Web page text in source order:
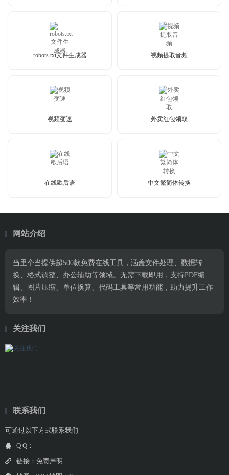
robots.txt文件生成器 视频提取音频
视频变速 外卖红包领取
在线歇后语 中文繁简体转换
网站介绍
当里个当提供超500款免费在线工具，涵盖文件处理、数据转
换、格式调整、办公辅助等领域。无需下载即用，支持PDF编
辑、图片压缩、单位换算、代码工具等常用功能，助力提升工作
效率！
关注我们
联系我们
可通过以下方式联系我们
Q Q：
链接： 免责声明